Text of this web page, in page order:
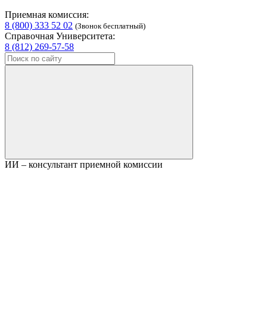
Приемная комиссия:
8 (800) 333 52 02 (Звонок бесплатный)
Справочная Университета:
8 (812) 269-57-58
ИИ – консультант приемной комиссии